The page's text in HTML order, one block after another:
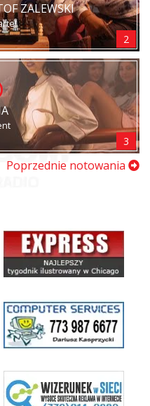
ZALEWSKI
2
3
Poprzednie notowania